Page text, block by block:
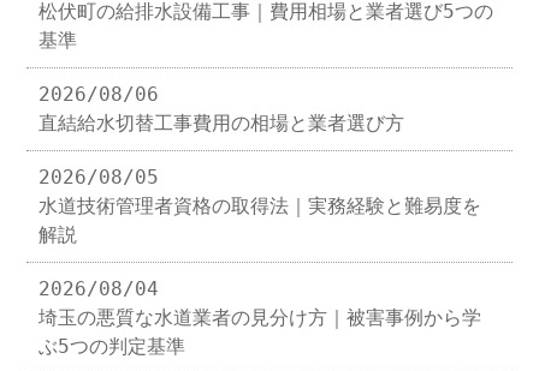
松伏町の給排水設備工事｜費用相場と業者選び5つの
基準
2026/08/06
直結給水切替工事費用の相場と業者選び方
2026/08/05
水道技術管理者資格の取得法｜実務経験と難易度を
解説
2026/08/04
埼玉の悪質な水道業者の見分け方｜被害事例から学
ぶ5つの判定基準